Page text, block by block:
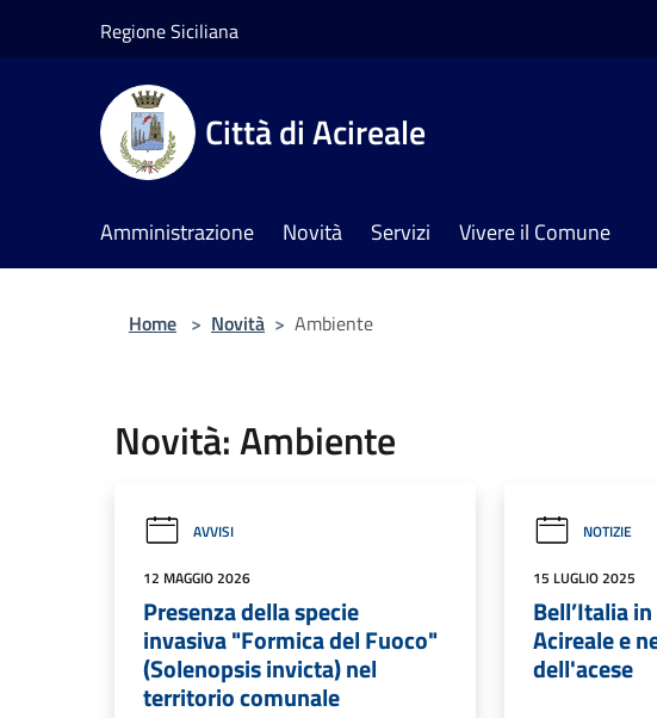
Regione Siciliana
Città di Acireale
Amministrazione Novità Servizi Vivere il Comune
Home > Novità > Ambiente
Novità: Ambiente
AVVISI
12 MAGGIO 2026
Presenza della specie
invasiva "Formica del Fuoco"
(Solenopsis invicta) nel
territorio comunale
NOTIZIE
15 LUGLIO 2025
Bell’Italia
Acireale e
dell'acese